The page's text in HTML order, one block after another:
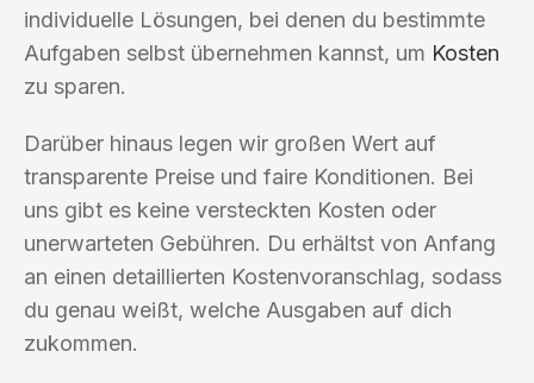
individuelle Lösungen, bei denen du bestimmte
Aufgaben selbst übernehmen kannst, um Kosten
zu sparen.
Darüber hinaus legen wir großen Wert auf
transparente Preise und faire Konditionen. Bei
uns gibt es keine versteckten Kosten oder
unerwarteten Gebühren. Du erhältst von Anfang
an einen detaillierten Kostenvoranschlag, sodass
du genau weißt, welche Ausgaben auf dich
zukommen.